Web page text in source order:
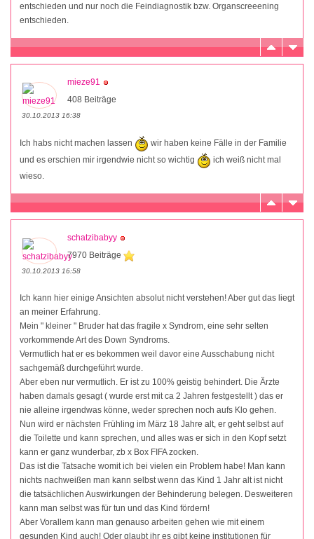
entschieden und nur noch die Feindiagnostik bzw. Organscreeening
entschieden.
mieze91
408 Beiträge
30.10.2013 16:38
Ich habs nicht machen lassen
wir haben keine Fälle in der Familie
und es erschien mir irgendwie nicht so wichtig
ich weiß nicht mal
wieso.
schatzibabyy
7970 Beiträge
30.10.2013 16:58
Ich kann hier einige Ansichten absolut nicht verstehen! Aber gut das liegt
an meiner Erfahrung.
Mein " kleiner " Bruder hat das fragile x Syndrom, eine sehr selten
vorkommende Art des Down Syndroms.
Vermutlich hat er es bekommen weil davor eine Ausschabung nicht
sachgemäß durchgeführt wurde.
Aber eben nur vermutlich. Er ist zu 100% geistig behindert. Die Ärzte
haben damals gesagt ( wurde erst mit ca 2 Jahren festgestellt ) das er
nie alleine irgendwas könne, weder sprechen noch aufs Klo gehen.
Nun wird er nächsten Frühling im März 18 Jahre alt, er geht selbst auf
die Toilette und kann sprechen, und alles was er sich in den Kopf setzt
kann er ganz wunderbar, zb x Box FIFA zocken.
Das ist die Tatsache womit ich bei vielen ein Problem habe! Man kann
nichts nachweißen man kann selbst wenn das Kind 1 Jahr alt ist nicht
die tatsächlichen Auswirkungen der Behinderung belegen. Desweiteren
kann man selbst was für tun und das Kind fördern!
Aber Vorallem kann man genauso arbeiten gehen wie mit einem
gesunden Kind auch! Oder glaubt ihr es gibt keine institutionen für